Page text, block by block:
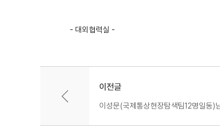
- 대외협력실 -
이전글